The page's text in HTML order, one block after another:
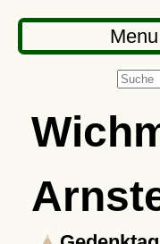
Menu